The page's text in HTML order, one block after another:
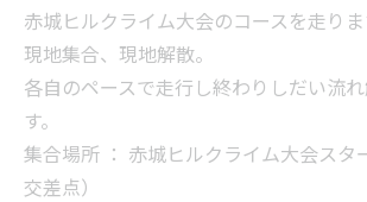
赤城ヒルクライム大会のコースを走りま
現地集合、現地解散。
各自のペースで走行し終わりしだい流
す。
集合場所 ： 赤城ヒルクライム大会スタ
交差点）